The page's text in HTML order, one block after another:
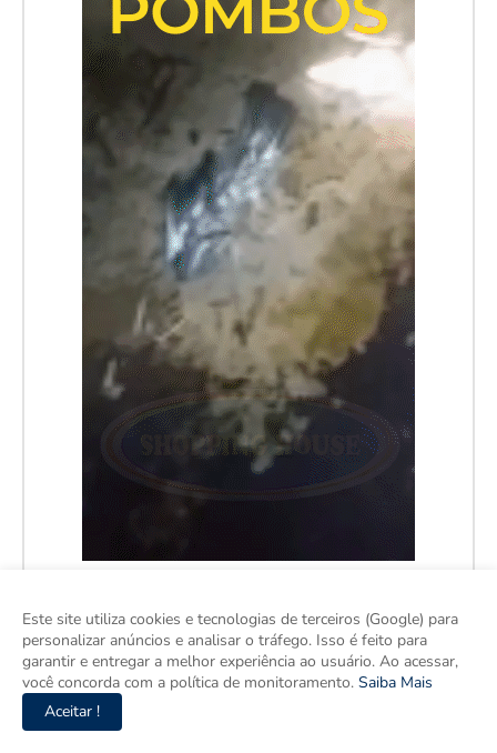
Este site utiliza cookies e tecnologias de terceiros (Google) para
personalizar anúncios e analisar o tráfego. Isso é feito para
garantir e entregar a melhor experiência ao usuário. Ao acessar,
você concorda com a política de monitoramento. Saiba Mais
Aceitar !